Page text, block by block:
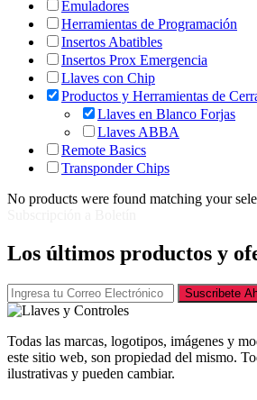
Emuladores
Herramientas de Programación
Insertos Abatibles
Insertos Prox Emergencia
Llaves con Chip
Productos y Herramientas de
Llaves en Blanco Forjas
Llaves ABBA
Remote Basics
Transponder Chips
No products were found matching your
Los últimos productos y
Suscribete
Todas las marcas, logotipos, imágenes y
este sitio web, son propiedad del mismo.
ilustrativas y pueden cambiar.